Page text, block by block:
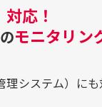
応！
モニタリン
システム）に